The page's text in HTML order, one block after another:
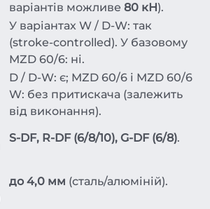
варіантів можливе 80 кН).
У варіантах W / D-W: так
(stroke-controlled). У базовому
MZD 60/6: ні.
D / D-W: є; MZD 60/6 і MZD 60/6
W: без притискача (залежить
від виконання).
S-DF, R-DF (6/8/10), G-DF (6/8).
до 4,0 мм (сталь/алюміній).